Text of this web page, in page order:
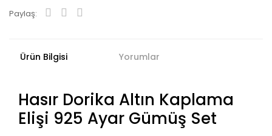
Paylaş:
Ürün Bilgisi Yorumlar
Hasır Dorika Altın Kaplama
Elişi 925 Ayar Gümüş Set